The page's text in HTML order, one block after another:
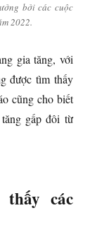
bởi các cuộc
2022.
gia tăng, với
được tìm thấy
cũng cho biết
gấp đôi từ
các